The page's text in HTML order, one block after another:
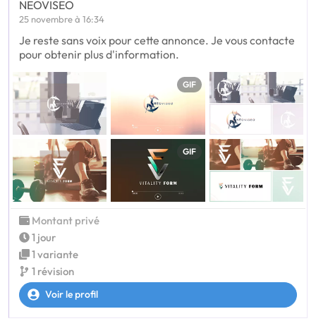
NEOVISEO
25 novembre à 16:34
Je reste sans voix pour cette annonce. Je vous contacte
pour obtenir plus d'information.
GIF
GIF
Montant privé
1 jour
1 variante
1 révision
Voir le profil